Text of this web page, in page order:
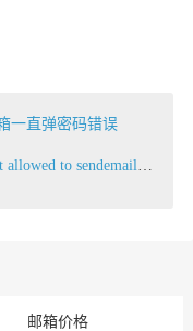
一直弹密码错误
(Account:ruiyi@rts.com)
邮箱价格